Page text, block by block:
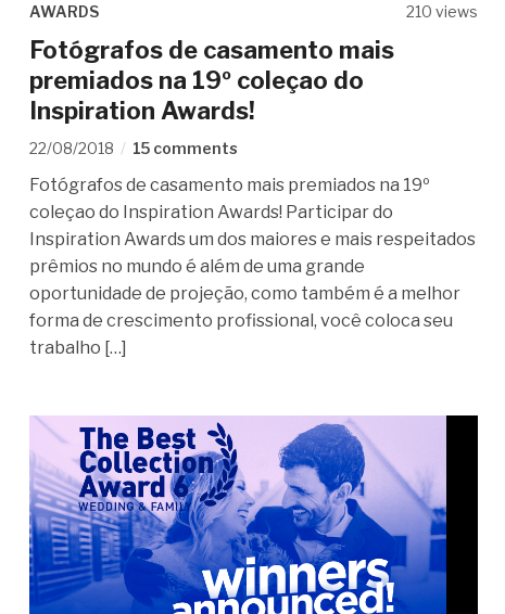
AWARDS 210 views
Fotógrafos de casamento mais
premiados na 19º coleçao do
Inspiration Awards!
22/08/2018 15 comments
Fotógrafos de casamento mais premiados na 19º
coleçao do Inspiration Awards! Participar do
Inspiration Awards um dos maiores e mais respeitados
prêmios no mundo é além de uma grande
oportunidade de projeção, como também é a melhor
forma de crescimento profissional, você coloca seu
trabalho […]